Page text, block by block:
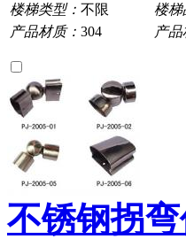
楼梯类型： 不限 楼梯
产品材质： 304 产品
不锈钢拐弯